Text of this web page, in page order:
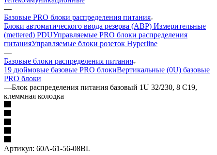
—
Базовые PRO блоки распределения питания
Блоки автоматического ввода резерва (АВР) Измерительные
(mettered) PDUУправляемые PRO блоки распределения
питанияУправляемые блоки розеток Hyperline
—
Базовые блоки распределения питания
19 дюймовые базовые PRO блокиВертикальные (0U) базовые
PRO блоки
—Блок распределения питания базовый 1U 32/230, 8 C19,
клеммная колодка
Артикул: 60A-61-56-08BL